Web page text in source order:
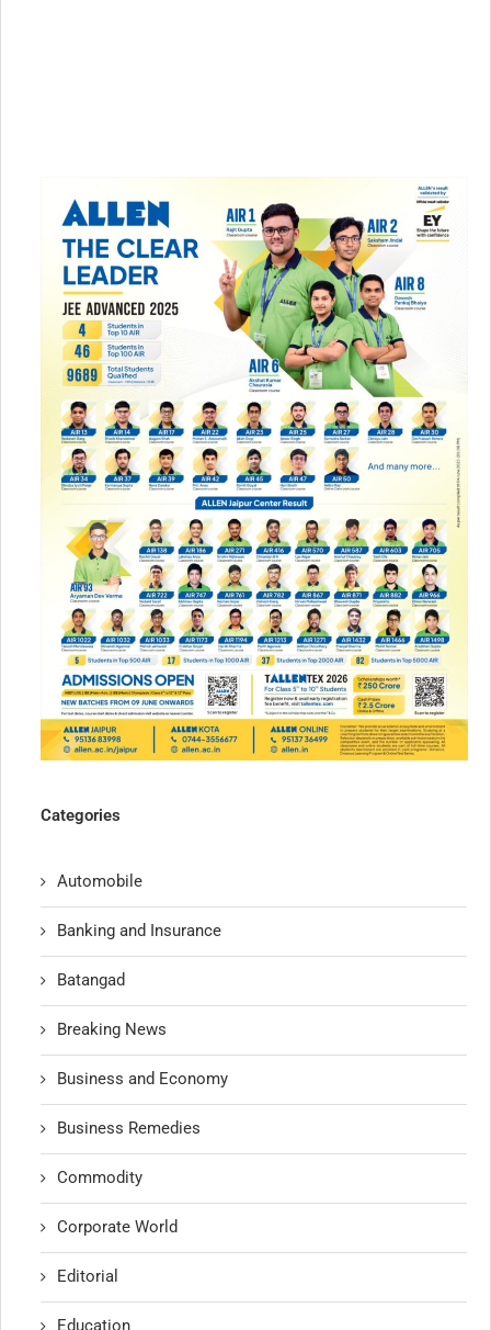
Categories
Automobile
Banking and Insurance
Batangad
Breaking News
Business and Economy
Business Remedies
Commodity
Corporate World
Editorial
Education